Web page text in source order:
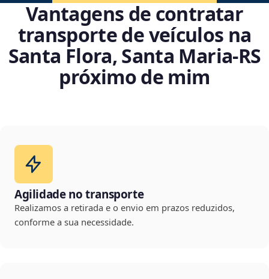
Vantagens de contratar
transporte de veículos na
Santa Flora, Santa Maria‑RS
próximo de mim
Agilidade no transporte
Realizamos a retirada e o envio em prazos reduzidos,
conforme a sua necessidade.